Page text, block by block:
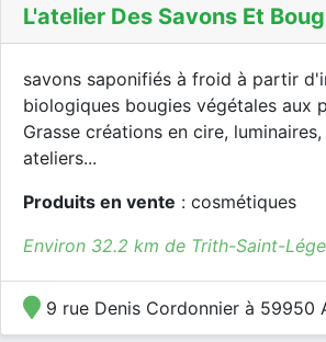
L'atelier Des Savons Et
savons saponifiés à froid à partir
biologiques bougies végétales aux
Grasse créations en cire,
ateliers...
Produits en vente : cosmétiques
Environ 32.2 km de Trith-Saint-
9 rue Denis Cordonnier à 59950